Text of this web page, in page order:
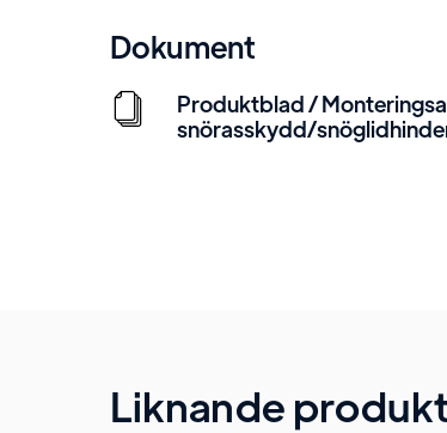
Dokument
Produktblad /
snörasskydd/
Liknande